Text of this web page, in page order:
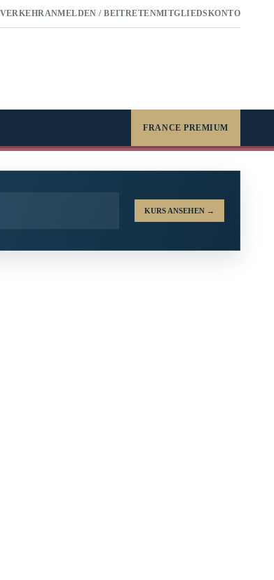
VERKEHRANMELDEN / BEITRETENMITGLIEDSKONTO
FRANCE PREMIUM
KURS ANSEHEN →